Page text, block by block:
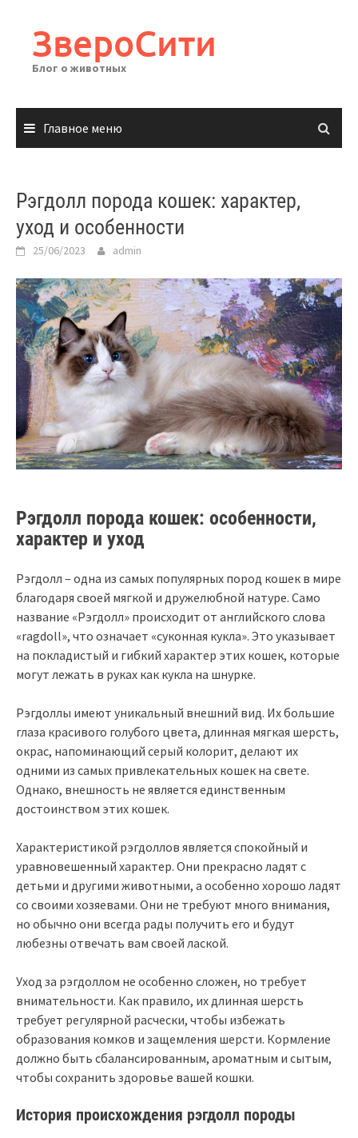
содержимому
ЗвероСити
Блог о животных
Главное меню
Рэгдолл порода кошек: характер,
уход и особенности
25/06/2023 admin
Рэгдолл порода кошек: особенности,
характер и уход
Рэгдолл – одна из самых популярных пород кошек в мире
благодаря своей мягкой и дружелюбной натуре. Само
название «Рэгдолл» происходит от английского слова
«ragdoll», что означает «суконная кукла». Это указывает
на покладистый и гибкий характер этих кошек, которые
могут лежать в руках как кукла на шнурке.
Рэгдоллы имеют уникальный внешний вид. Их большие
глаза красивого голубого цвета, длинная мягкая шерсть,
окрас, напоминающий серый колорит, делают их
одними из самых привлекательных кошек на свете.
Однако, внешность не является единственным
достоинством этих кошек.
Характеристикой рэгдоллов является спокойный и
уравновешенный характер. Они прекрасно ладят с
детьми и другими животными, а особенно хорошо ладят
со своими хозяевами. Они не требуют много внимания,
но обычно они всегда рады получить его и будут
любезны отвечать вам своей лаской.
Уход за рэгдоллом не особенно сложен, но требует
внимательности. Как правило, их длинная шерсть
требует регулярной расчески, чтобы избежать
образования комков и защемления шерсти. Кормление
должно быть сбалансированным, ароматным и сытым,
чтобы сохранить здоровье вашей кошки.
История происхождения рэгдолл породы